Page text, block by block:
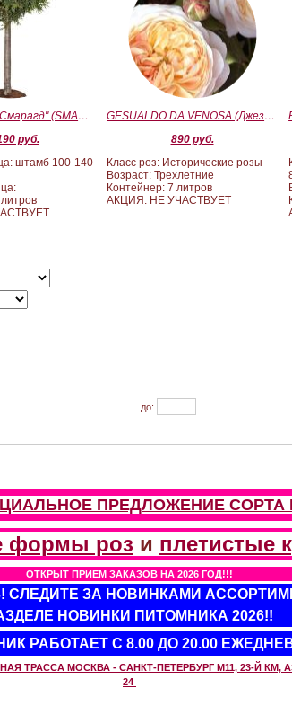
Туя западная "Смарагд" (SMARAGD) ШТАМБ 100-140
руб.
штамб 100-140
GESUALDO DA VENOSA (Джезуальдо Ди Веноза)
890 руб.
Класс роз: Исторические розы
Возраст: Трехлетние
Контейнер: 7 литров
АКЦИЯ: НЕ УЧАСТВУЕТ
до:
ПРЕДЛОЖЕНИЕ СОРТА
формы роз и плетистые
ОТКРЫТ ПРИЕМ ЗАКАЗОВ НА 2026 ГОД!!!
СЛЕДИТЕ ЗА НОВИНКАМИ
НОВИНКИ ПИТОМНИКА 2026!!
РАБОТАЕТ С 8.00 ДО 20.00
ТРАССА МОСКВА - САНКТ-ПЕТЕРБУРГ М11, 23-Й КМ,
24